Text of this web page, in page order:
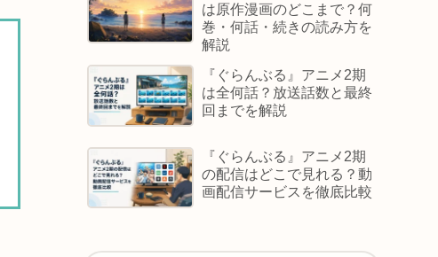
は原作漫画のどこまで？何
巻・何話・続きの読み方を
解説
『ぐらんぶる』アニメ2期
は全何話？放送話数と最終
回までを解説
『ぐらんぶる』アニメ2期
の配信はどこで見れる？動
画配信サービスを徹底比較